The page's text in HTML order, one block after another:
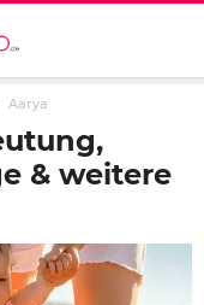
Aarya
& weitere